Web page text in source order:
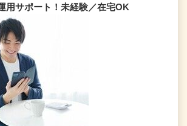
用サポート！未経験／在宅OK